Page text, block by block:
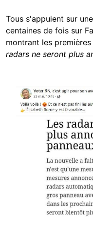
Tous s'appuient sur
centaines de fois sur
montrant les
radars ne seront plus
Image